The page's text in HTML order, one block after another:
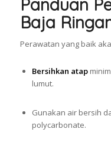
Panduan
Baja
Perawatan yang baik
Bersihkan atap
lumut.
Gunakan air bersih
polycarbonate.